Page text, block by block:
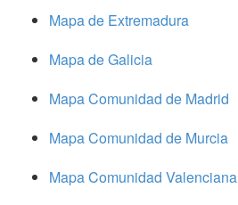
Mapa de Extremadura
Mapa de Galicia
Mapa Comunidad de Madrid
Mapa Comunidad de Murcia
Mapa Comunidad Valenciana